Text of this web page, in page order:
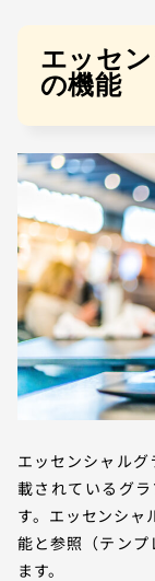
エッセ
の機能
エッセンシャル
載されているグ
す。エッセンシャ
能と参照（テンプ
ます。